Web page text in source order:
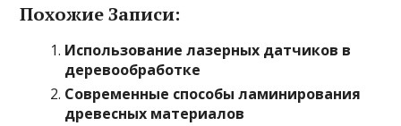
Похожие Записи:
Использование лазерных датчиков в
деревообработке
Современные способы ламинирования
древесных материалов